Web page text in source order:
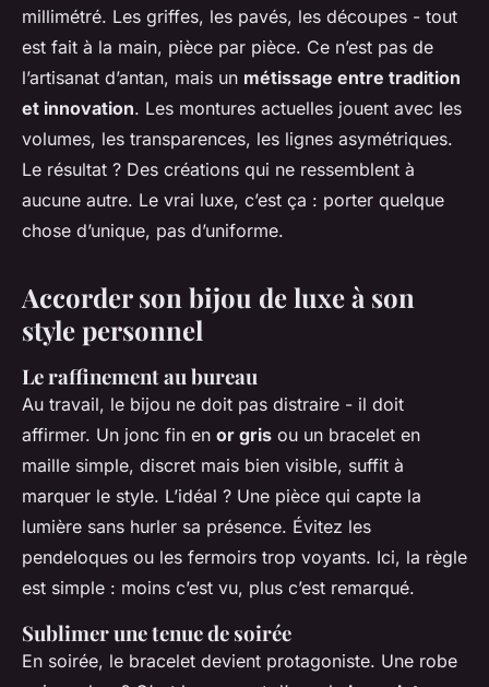
millimétré. Les griffes, les pavés, les découpes - tout
est fait à la main, pièce par pièce. Ce n’est pas de
l’artisanat d’antan, mais un métissage entre tradition
et innovation. Les montures actuelles jouent avec les
volumes, les transparences, les lignes asymétriques.
Le résultat ? Des créations qui ne ressemblent à
aucune autre. Le vrai luxe, c’est ça : porter quelque
chose d’unique, pas d’uniforme.
Accorder son bijou de luxe à son
style personnel
Le raffinement au bureau
Au travail, le bijou ne doit pas distraire - il doit
affirmer. Un jonc fin en or gris ou un bracelet en
maille simple, discret mais bien visible, suffit à
marquer le style. L’idéal ? Une pièce qui capte la
lumière sans hurler sa présence. Évitez les
pendeloques ou les fermoirs trop voyants. Ici, la règle
est simple : moins c’est vu, plus c’est remarqué.
Sublimer une tenue de soirée
En soirée, le bracelet devient protagoniste. Une robe